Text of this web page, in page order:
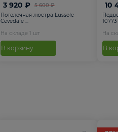
5 600 ₽
3 920 ₽
Потолочная люстра Lussole
Cevedale ...
На складе 1 шт
В корзину
10
10773
На
В